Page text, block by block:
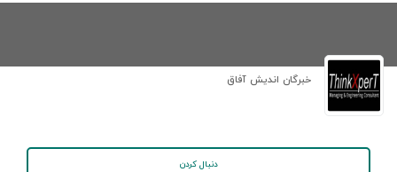
خبرگان اندیش آفاق
دنبال کردن